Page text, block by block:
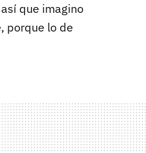
que imagino
porque lo de